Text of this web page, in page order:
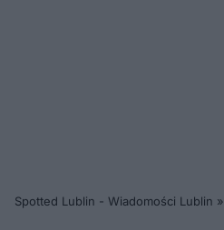
Spotted Lublin - Wiadomości Lublin »